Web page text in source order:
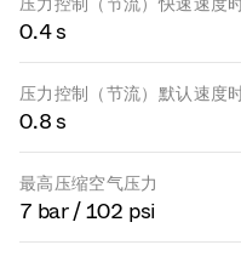
压力控制（节流）快速速度
0.4 s
压力控制（节流）默认速度
0.8 s
最高压缩空气压力
7 bar / 102 psi